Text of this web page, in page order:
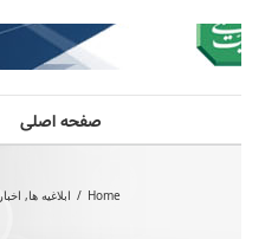
صفحه اصلی
Home
/ ابلاغیه ها, اخبار